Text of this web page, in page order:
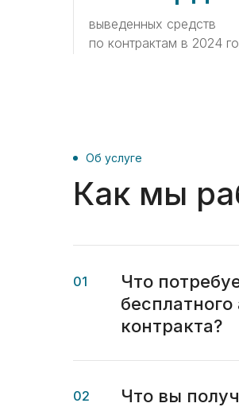
выведенных средств
по контрактам в 2024
Как мы
Об услуге
Что
бесплатного
контракта?
Что вы
01
02